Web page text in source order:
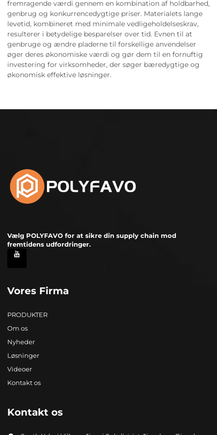
fremragende værdi gennem en kombination af holdbarhed,
genbrug og konkurrencedygtige priser. Materialets lange
levetid, kombineret med minimale vedligeholdelseskrav,
resulterer i betydelige besparelser over tid. Evnen til at
genbruge og ændre pladerne til forskellige anvendelser
øger deres økonomiske værdi og gør dem til en fornuftig
investering for virksomheder, der søger bæredygtige og
økonomisk effektive løsninger.
Vælg POLYFAVO for at sikre din supply chain mod
fremtidens udfordringer.
Vores Firma
PRODUKTER
Om os
Nyheder
Løsninger
Videoer
Kontakt os
Kontakt os